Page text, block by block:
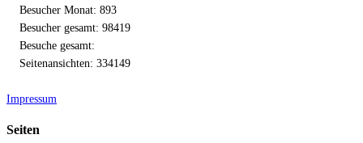
Besucher Monat: 893
Besucher gesamt: 98419
Besuche gesamt:
Seitenansichten: 334149
Impressum
Seiten